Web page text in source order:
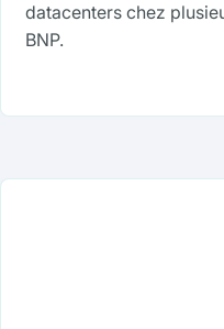
datacenters chez
BNP.